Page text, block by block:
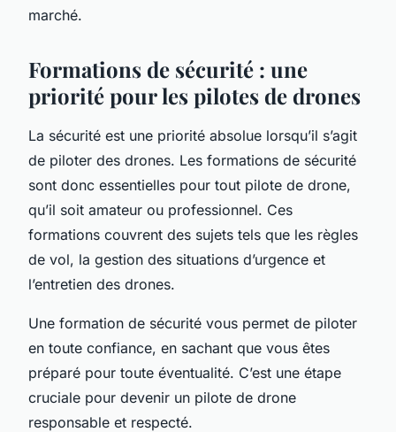
marché.
Formations de sécurité : une
priorité pour les pilotes de drones
La sécurité est une priorité absolue lorsqu’il s’agit
de piloter des drones. Les formations de sécurité
sont donc essentielles pour tout pilote de drone,
qu’il soit amateur ou professionnel. Ces
formations couvrent des sujets tels que les règles
de vol, la gestion des situations d’urgence et
l’entretien des drones.
Une formation de sécurité vous permet de piloter
en toute confiance, en sachant que vous êtes
préparé pour toute éventualité. C’est une étape
cruciale pour devenir un pilote de drone
responsable et respecté.